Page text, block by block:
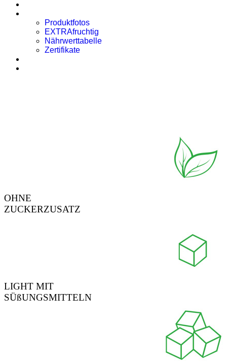
Produktfotos
EXTRAfruchtig
Nährwerttabelle
Zertifikate
OHNE
ZUCKERZUSATZ
LIGHT MIT
SÜßUNGSMITTELN